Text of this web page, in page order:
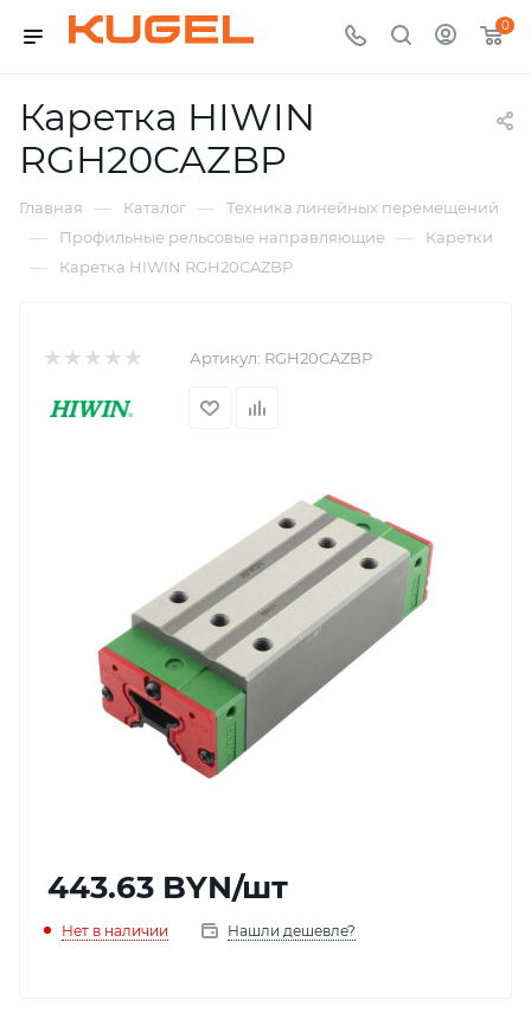
0
Каретка HIWIN
RGH20CAZBP
Главная — Каталог — Техника линейных перемещений
— Профильные рельсовые направляющие — Каретки
— Каретка HIWIN RGH20CAZBP
Артикул: RGH20CAZBP
443.63 BYN/шт
Нет в наличии Нашли дешевле?